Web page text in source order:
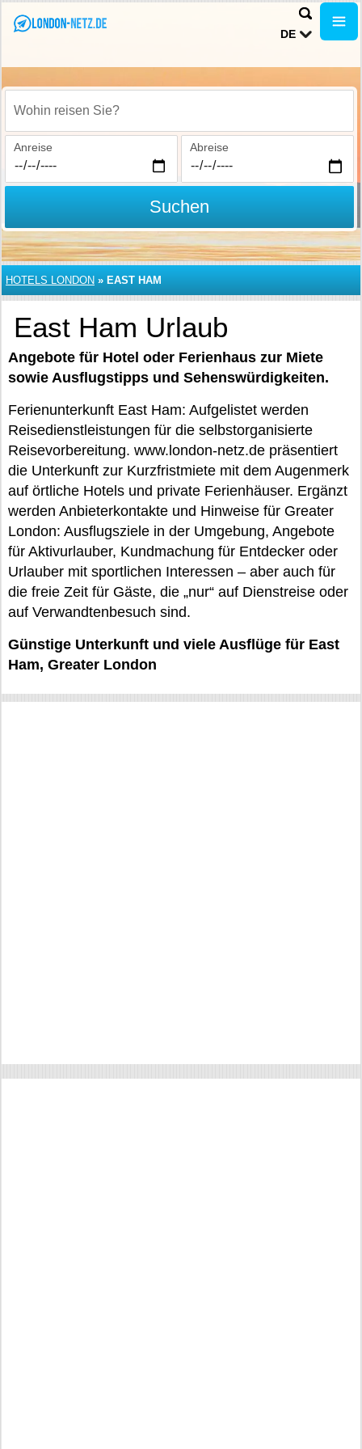
DE
Wohin reisen Sie?
Anreise Abreise
Suchen
HOTELS LONDON » EAST HAM
East Ham Urlaub
Angebote für Hotel oder Ferienhaus zur Miete
sowie Ausflugstipps und Sehenswürdigkeiten.
Ferienunterkunft East Ham: Aufgelistet werden
Reisedienstleistungen für die selbstorganisierte
Reisevorbereitung. www.london-netz.de präsentiert
die Unterkunft zur Kurzfristmiete mit dem Augenmerk
auf örtliche Hotels und private Ferienhäuser. Ergänzt
werden Anbieterkontakte und Hinweise für Greater
London: Ausflugsziele in der Umgebung, Angebote
für Aktivurlauber, Kundmachung für Entdecker oder
Urlauber mit sportlichen Interessen – aber auch für
die freie Zeit für Gäste, die „nur“ auf Dienstreise oder
auf Verwandtenbesuch sind.
Günstige Unterkunft und viele Ausflüge für East
Ham, Greater London